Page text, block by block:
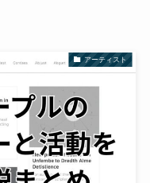
アーティスト